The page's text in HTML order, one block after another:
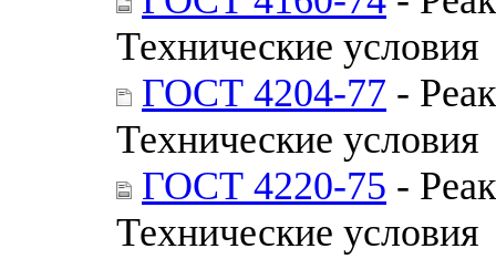
Технические условия
ГОСТ 4204-77 -
Технические условия
ГОСТ 4220-75 -
Технические условия